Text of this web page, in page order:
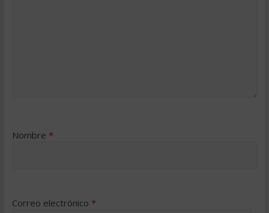
Nombre *
Correo electrónico *